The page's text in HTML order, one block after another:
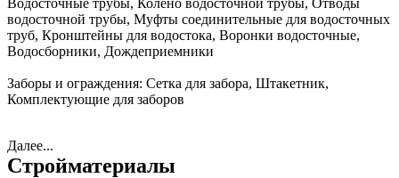
Водосточные трубы, Колено водосточной трубы, Отводы
водосточной трубы, Муфты соединительные для водосточных
труб, Кронштейны для водостока, Воронки водосточные,
Водосборники, Дождеприемники
Заборы и ограждения: Сетка для забора, Штакетник,
Комплектующие для заборов
Далее...
Стройматериалы